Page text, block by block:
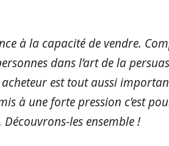
à la capacité de vendre.
dans l’art de la
est tout aussi
à une forte pression c’est
les ensemble !